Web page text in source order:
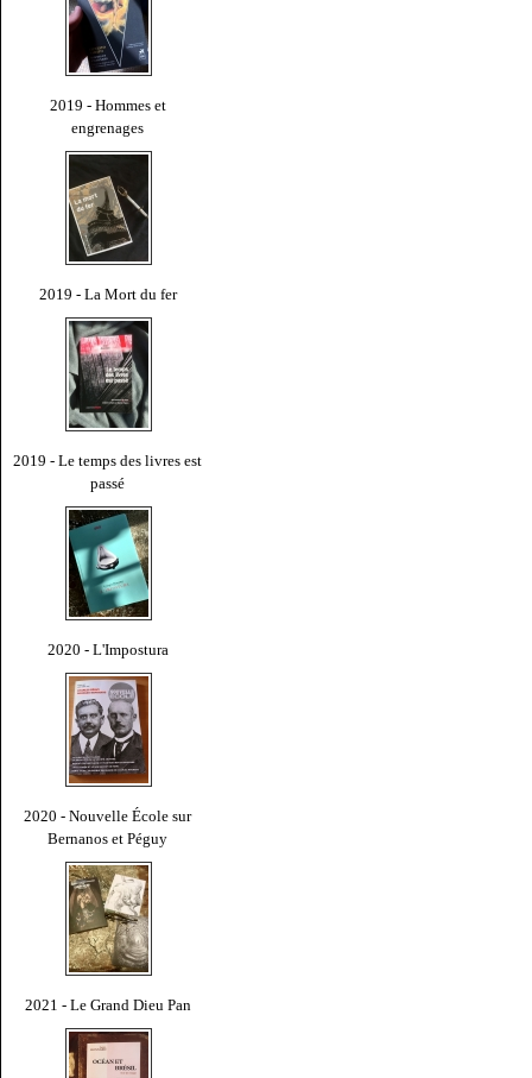
2019 - Hommes et
engrenages
2019 - La Mort du fer
2019 - Le temps des livres est
passé
2020 - L'Impostura
2020 - Nouvelle École sur
Bernanos et Péguy
2021 - Le Grand Dieu Pan